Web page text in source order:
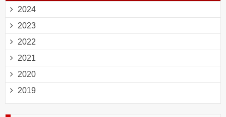
2024
2023
2022
2021
2020
2019